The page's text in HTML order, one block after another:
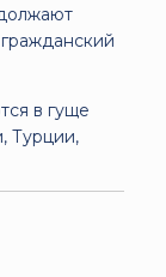
в гуще
Турции,